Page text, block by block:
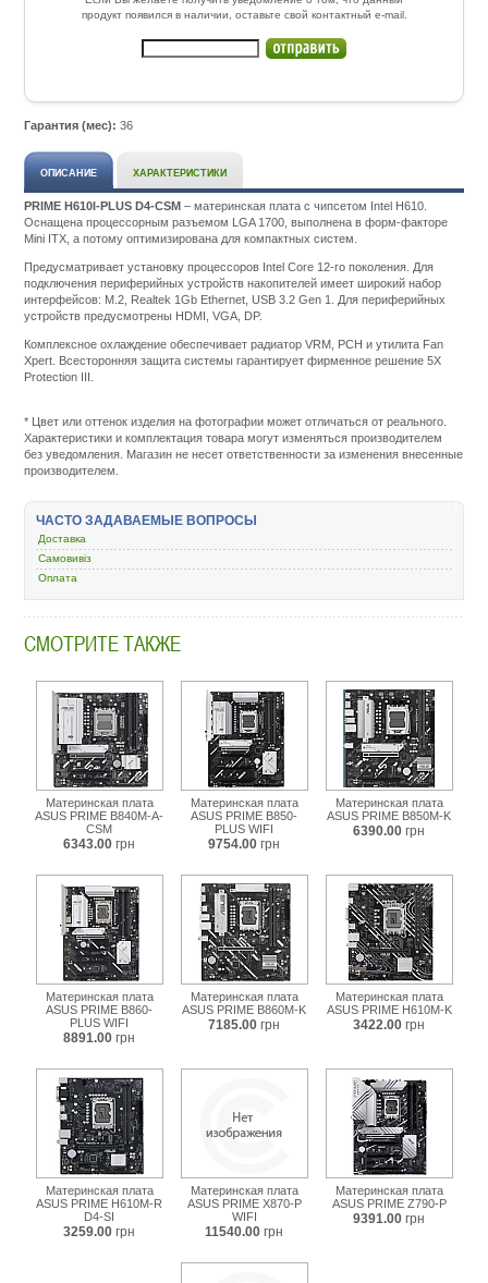
продукт появился в наличии, оставьте свой контактный e-mail.
Гарантия (мес): 36
ОПИСАНИЕ ХАРАКТЕРИСТИКИ
PRIME H610I-PLUS D4-CSM – материнская плата с чипсетом Intel H610.
Оснащена процессорным разъемом LGA 1700, выполнена в форм-факторе
Mini ITX, а потому оптимизирована для компактных систем.
Предусматривает установку процессоров Intel Core 12-го поколения. Для
подключения периферийных устройств накопителей имеет широкий набор
интерфейсов: M.2, Realtek 1Gb Ethernet, USB 3.2 Gen 1. Для периферийных
устройств предусмотрены HDMI, VGA, DP.
Комплексное охлаждение обеспечивает радиатор VRM, PCH и утилита Fan
Xpert. Всесторонняя защита системы гарантирует фирменное решение 5X
Protection III.
kompyuternye-
komplektuyuschie/6474-
materinskaya-
plata/435177-
h610i-
csm.html
* Цвет или оттенок изделия на фотографии может отличаться от реального.
Характеристики и комплектация товара могут изменяться производителем
без уведомления. Магазин не несет ответственности за изменения внесенные
производителем.
ЧАСТО ЗАДАВАЕМЫЕ ВОПРОСЫ
Доставка
Самовивіз
Оплата
СМОТРИТЕ ТАКЖЕ
Материнская плата
ASUS PRIME B840M-A-
CSM
6343.00 грн
Материнская плата
ASUS PRIME B850-
PLUS WIFI
9754.00 грн
Материнская плата
ASUS PRIME B850M-K
6390.00 грн
Материнская плата
ASUS PRIME B860-
PLUS WIFI
8891.00 грн
Материнская плата
ASUS PRIME B860M-K
7185.00 грн
Материнская плата
ASUS PRIME H610M-K
3422.00 грн
Материнская плата
ASUS PRIME H610M-R
D4-SI
3259.00 грн
Материнская плата
ASUS PRIME X870-P
WIFI
11540.00 грн
Материнская плата
ASUS PRIME Z790-P
9391.00 грн